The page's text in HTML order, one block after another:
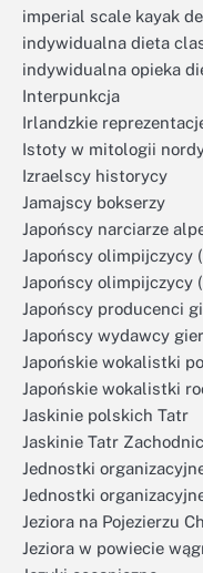
imperial scale kayak
indywidualna dieta
indywidualna opieka
Interpunkcja
Irlandzkie
Istoty w mitologii
Izraelscy historycy
Jamajscy bokserzy
Japońscy narciarze
Japońscy olimpijczycy
Japońscy olimpijczycy
Japońscy producenci
Japońscy wydawcy
Japońskie wokalistki
Japońskie wokalistki
Jaskinie polskich Tatr
Jaskinie Tatr
Jednostki
Jednostki
Jeziora na Pojezierzu
Jeziora w powiecie